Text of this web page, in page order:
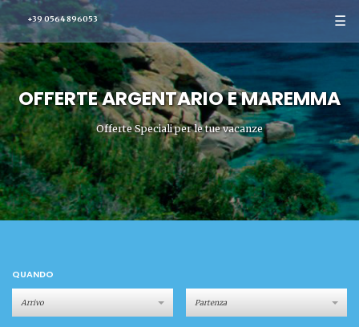
+39 0564 896053 ☰
OFFERTE ARGENTARIO E MAREMMA
Offerte Speciali per le tue vacanze
QUANDO